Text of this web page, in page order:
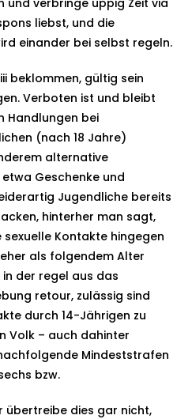
liebst, und die
einander bei selbst regeln.
beklommen, gültig sein
Verboten ist und bleibt
Handlungen bei
(nach 18 Jahre)
alternative
Geschenke und
Jugendliche bereits
hinterher man sagt,
sexuelle Kontakte hingegen
als folgendem Alter
der regel aus das
retour, zulässig sind
durch 14-Jährigen zu
Volk – auch dahinter
Mindeststrafen
bzw.
übertreibe dies gar nicht,